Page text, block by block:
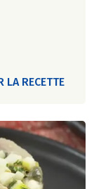
LA RECETTE